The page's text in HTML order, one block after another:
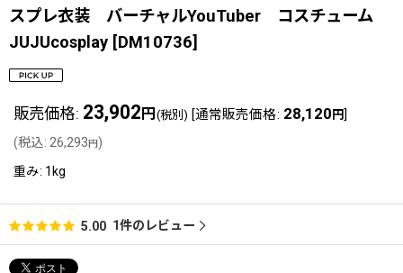
スプレ衣装 バーチャルYouTuber コスチューム
JUJUcosplay [DM10736]
販売価格: 23,902 円 (税別) [通常販売価格: 28,120 円]
(税込: 26,293円)
重み: 1kg
5.00 1件のレビュー